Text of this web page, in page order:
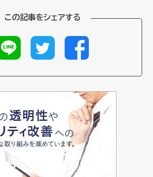
この記事をシェアする